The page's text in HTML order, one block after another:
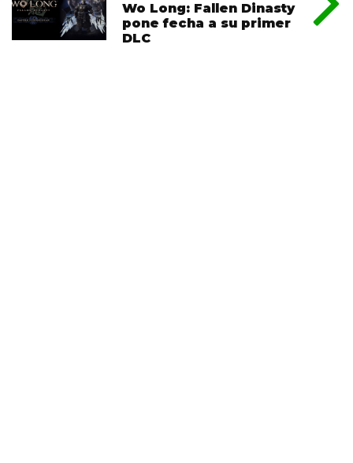
Wo Long: Fallen Dinasty
pone fecha a su primer
DLC